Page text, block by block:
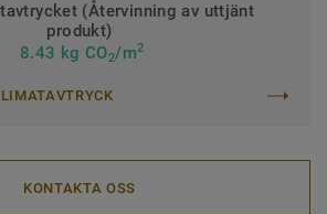
(Återvinning av uttjänt
produkt)
8.43 kg CO2/m2
KONTAKTA OSS